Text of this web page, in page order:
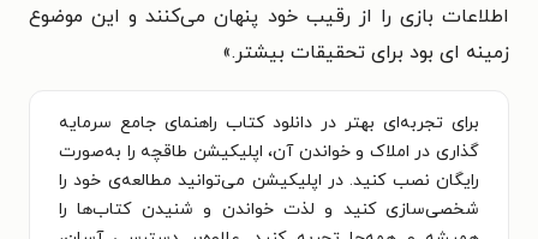
اطلاعات بازی را از رقیب خود پنهان می‌کنند و این موضوع
زمینه ای بود برای تحقیقات بیشتر.»
برای تجربه‌ای بهتر در دانلود کتاب راهنمای جامع سرمایه
گذاری در املاک و خواندن آن، اپلیکیشن طاقچه را به‌صورت
رایگان نصب کنید. در اپلیکیشن می‌توانید مطالعه‌ی خود را
شخصی‌سازی کنید و لذت خواندن و شنیدن کتاب‌ها را